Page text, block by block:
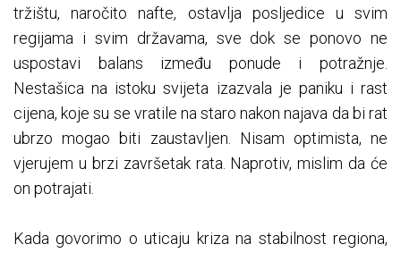
tržištu, naročito nafte, ostavlja posljedice u svim
regijama i svim državama, sve dok se ponovo ne
uspostavi balans između ponude i potražnje.
Nestašica na istoku svijeta izazvala je paniku i rast
cijena, koje su se vratile na staro nakon najava da bi rat
ubrzo mogao biti zaustavljen. Nisam optimista, ne
vjerujem u brzi završetak rata. Naprotiv, mislim da će
on potrajati.
Kada govorimo o uticaju kriza na stabilnost regiona,